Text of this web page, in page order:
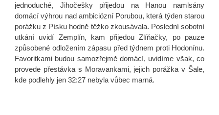
jednoduché, Jihočešky přijedou na Hanou namlsány
domácí výhrou nad ambiciózní Porubou, která týden starou
porážku z Písku hodně těžko zkousávala. Poslední sobotní
utkání uvidí Zemplín, kam přijedou Zlíňačky, po pauze
způsobené odložením zápasu před týdnem proti Hodonínu.
Favoritkami budou samozřejmě domácí, uvidíme však, co
provede přestávka s Moravankami, jejich porážka v Šale,
kde podlehly jen 32:27 nebyla vůbec marná.